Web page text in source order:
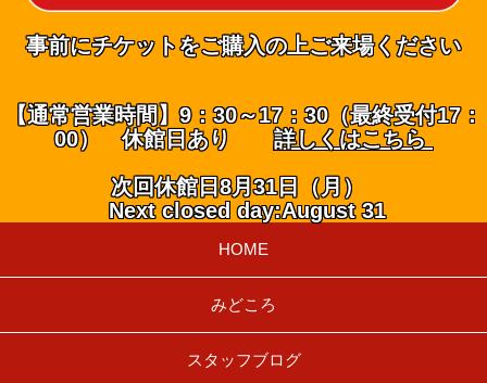
事前にチケットをご購入の上ご来場ください
【通常営業時間】9：30～17：30（最終受付17：
00） 休館日あり詳しくはこちら
次回休館日8月31日（月）
Next closed day:August 31
HOME
みどころ
スタッフブログ